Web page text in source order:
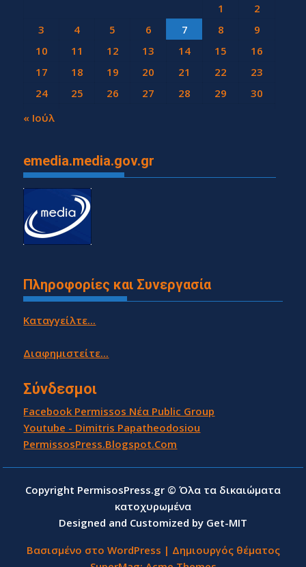
1
2
3
4 5 6 7 8
9
10
11 12 13 14 15
16
17
18 19 20 21 22
23
24
25 26 27 28 29
30
31
« Ιούλ
emedia.media.gov.gr
Πληροφορίες και Συνεργασία
Καταγγείλτε...
Διαφημιστείτε...
Σύνδεσμοι
Facebook Permissos Νέα Public Group
Youtube - Dimitris Papatheodosiou
PermissosPress.Blogspot.Com
Copyright PermisosPress.gr © Όλα τα δικαιώματα
κατοχυρωμένα
Designed and Customized by Get-MIT
Βασισμένο στο WordPress | Δημιουργός θέματος